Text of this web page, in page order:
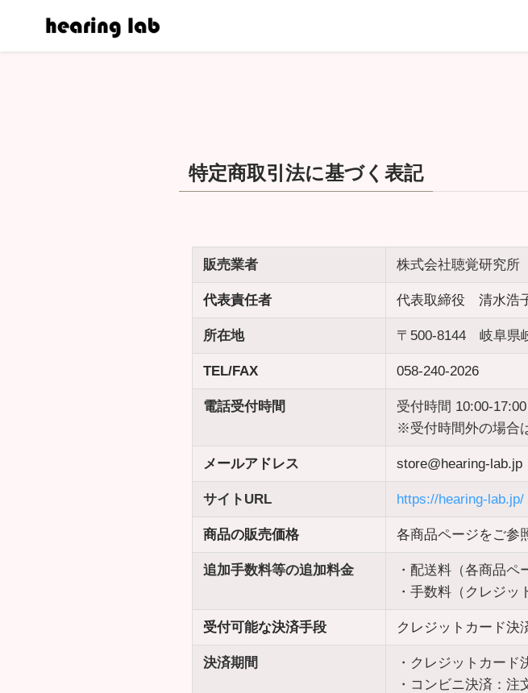
特定商取引法に基づく表記
販売業者 株式会社聴覚研究所
代表責任者 代表取締役 清水浩
所在地 〒500-8144 岐阜県
TEL/FAX 058-240-2026
電話受付時間
受付時間 10:00-
※受付時間外の場合
メールアドレス store@hearing-lab.jp
サイトURL https://hearing-lab.jp/
商品の販売価格 各商品ページをご参
追加手数料等の追加料金
・配送料（各商品ペ
・手数料（クレジッ
受付可能な決済手段 クレジットカード決
決済期間
・クレジットカード
・コンビニ決済：注